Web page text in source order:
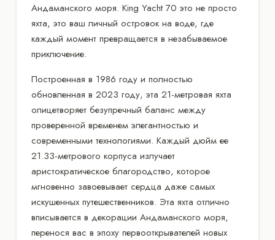
Андаманского моря. King Yacht 70 это не просто
яхта, это ваш личный островок на воде, где
каждый момент превращается в незабываемое
приключение.
Построенная в 1986 году и полностью
обновленная в 2023 году, эта 21-метровая яхта
олицетворяет безупречный баланс между
проверенной временем элегантностью и
современными технологиями. Каждый дюйм ее
21.33-метрового корпуса излучает
аристократическое благородство, которое
мгновенно завоевывает сердца даже самых
искушенных путешественников. Эта яхта отлично
вписывается в декорации Андаманского моря,
перенося вас в эпоху первооткрывателей новых